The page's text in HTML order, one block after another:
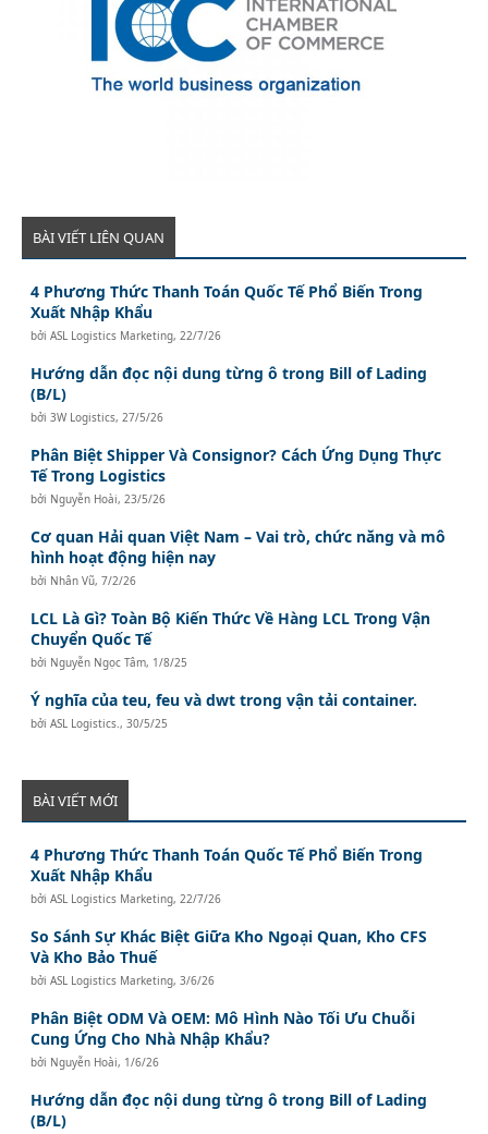
BÀI VIẾT LIÊN QUAN
4 Phương Thức Thanh Toán Quốc Tế Phổ Biến Trong
Xuất Nhập Khẩu
bởiASL Logistics Marketing,22/7/26
Hướng dẫn đọc nội dung từng ô trong Bill of Lading
(B/L)
bởi3W Logistics,27/5/26
Phân Biệt Shipper Và Consignor? Cách Ứng Dụng Thực
Tế Trong Logistics
bởi Nguyễn Hoài,23/5/26
Cơ quan Hải quan Việt Nam – Vai trò, chức năng và mô
hình hoạt động hiện nay
bởi Nhân Vũ,7/2/26
LCL Là Gì? Toàn Bộ Kiến Thức Về Hàng LCL Trong Vận
Chuyển Quốc Tế
bởi Nguyễn Ngọc Tâm, 1/8/25
Ý nghĩa của teu, feu và dwt trong vận tải container.
bởiASL Logistics.,30/5/25
BÀI VIẾT MỚI
4 Phương Thức Thanh Toán Quốc Tế Phổ Biến Trong
Xuất Nhập Khẩu
bởiASL Logistics Marketing,22/7/26
So Sánh Sự Khác Biệt Giữa Kho Ngoại Quan, Kho CFS
Và Kho Bảo Thuế
bởiASL Logistics Marketing,3/6/26
Phân Biệt ODM Và OEM: Mô Hình Nào Tối Ưu Chuỗi
Cung Ứng Cho Nhà Nhập Khẩu?
bởi Nguyễn Hoài, 1/6/26
Hướng dẫn đọc nội dung từng ô trong Bill of Lading
(B/L)